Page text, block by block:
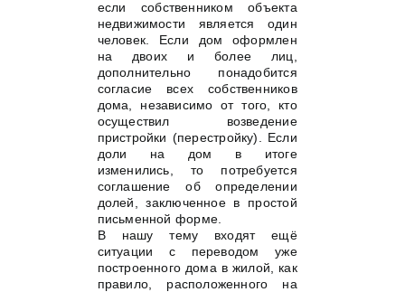
если собственником объекта
недвижимости является один
человек. Если дом оформлен
на двоих и более лиц,
дополнительно понадобится
согласие всех собственников
дома, независимо от того, кто
осуществил возведение
пристройки (перестройку). Если
доли на дом в итоге
изменились, то потребуется
соглашение об определении
долей, заключенное в простой
письменной форме.
В нашу тему входят ещё
ситуации с переводом уже
построенного дома в жилой, как
правило, расположенного на